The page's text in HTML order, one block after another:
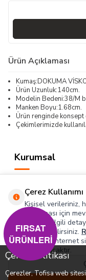
Çerez Politikası
Çerezler, Tofisa web
0
Ürün Açıklaması
Kumaş:DOKUMA
Ürün Uzunluk:140cm.
Modelin Bedeni:38/M
Manken Boyu:1.68cm.
Ürün renginde konsept
Çekimlerimizde
Kurumsal
Hızlı Erişim
Sosyal
Adres & İletişim
Çerez Kullanımı
Kişisel verileriniz,
sunulması için
Konuyla ilgili
inceleyebilirsiniz.
yalnızca internet
kullanılacaktır.
FIRSAT
ÜRÜNLERİ